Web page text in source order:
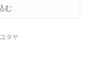
む
タヤ